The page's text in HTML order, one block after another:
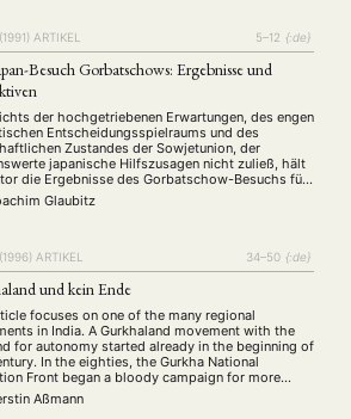
VERANSTALTUNGEN EXPERTISE
MITGLIEDSCHAFT
(4) Art (5) ASIEN (Zeitschrift)
Bericht (128) Bildung (22) Calls for… (1287)
Diskussion (74) Fellowship (111) Forschung (234)
(93) Gesellschaft (283) Globalisation (7)
(27) Kunst
ARTIKEL 5–12 {:de}
Besuch Gorbatschows: Ergebnisse und
der hochgetriebenen Erwartungen, des engen
Entscheidungsspielraums und des
Zustandes der Sowjetunion, der
japanische Hilfszusagen nicht zuließ, hält
die Ergebnisse des Gorbatschow-Besuchs für
Er interpretiert sie vor dem Hintergrund der
in den 50er Jahren und mit Blick auf die
Glaubitz
ARTIKEL 34–50 {:de}
und kein Ende
focuses on one of the many regional
in India. A Gurkhaland movement with the
for autonomy started already in the beginning of
In the eighties, the Gurkha National
Front began a bloody campaign for more
the Nepalese speaking people in the Darjeeling
The Indian …
Aßmann